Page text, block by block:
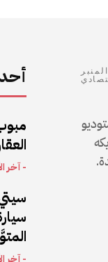
- آخر
- آخر
المنبر